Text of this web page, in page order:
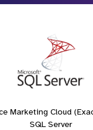
Marketing Cloud
SQL Server